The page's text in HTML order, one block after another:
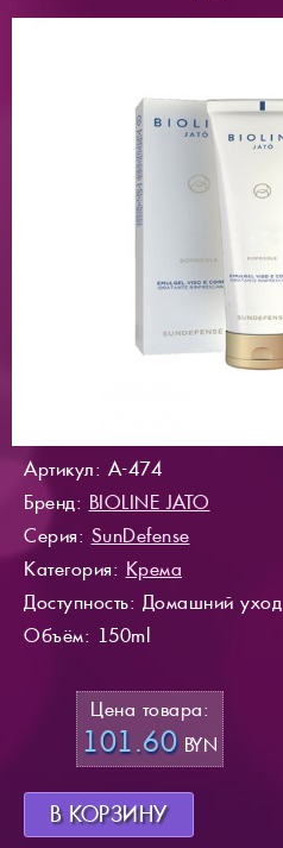
Артикул: A-474
Бренд: BIOLINE JATO
Серия: SunDefense
Категория: Крема
Доступность: Домашний уход
Объём: 150ml
Цена товара:
101.60BYN
В КОРЗИНУ